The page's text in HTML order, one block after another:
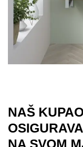
NAŠ
NA SVOM